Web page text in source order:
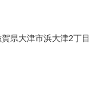
県大津市浜大津2丁目